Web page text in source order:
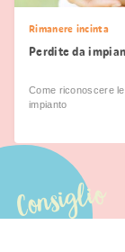
Rimanere incinta
Perdite da
Come riconoscere
impianto
Consiglio